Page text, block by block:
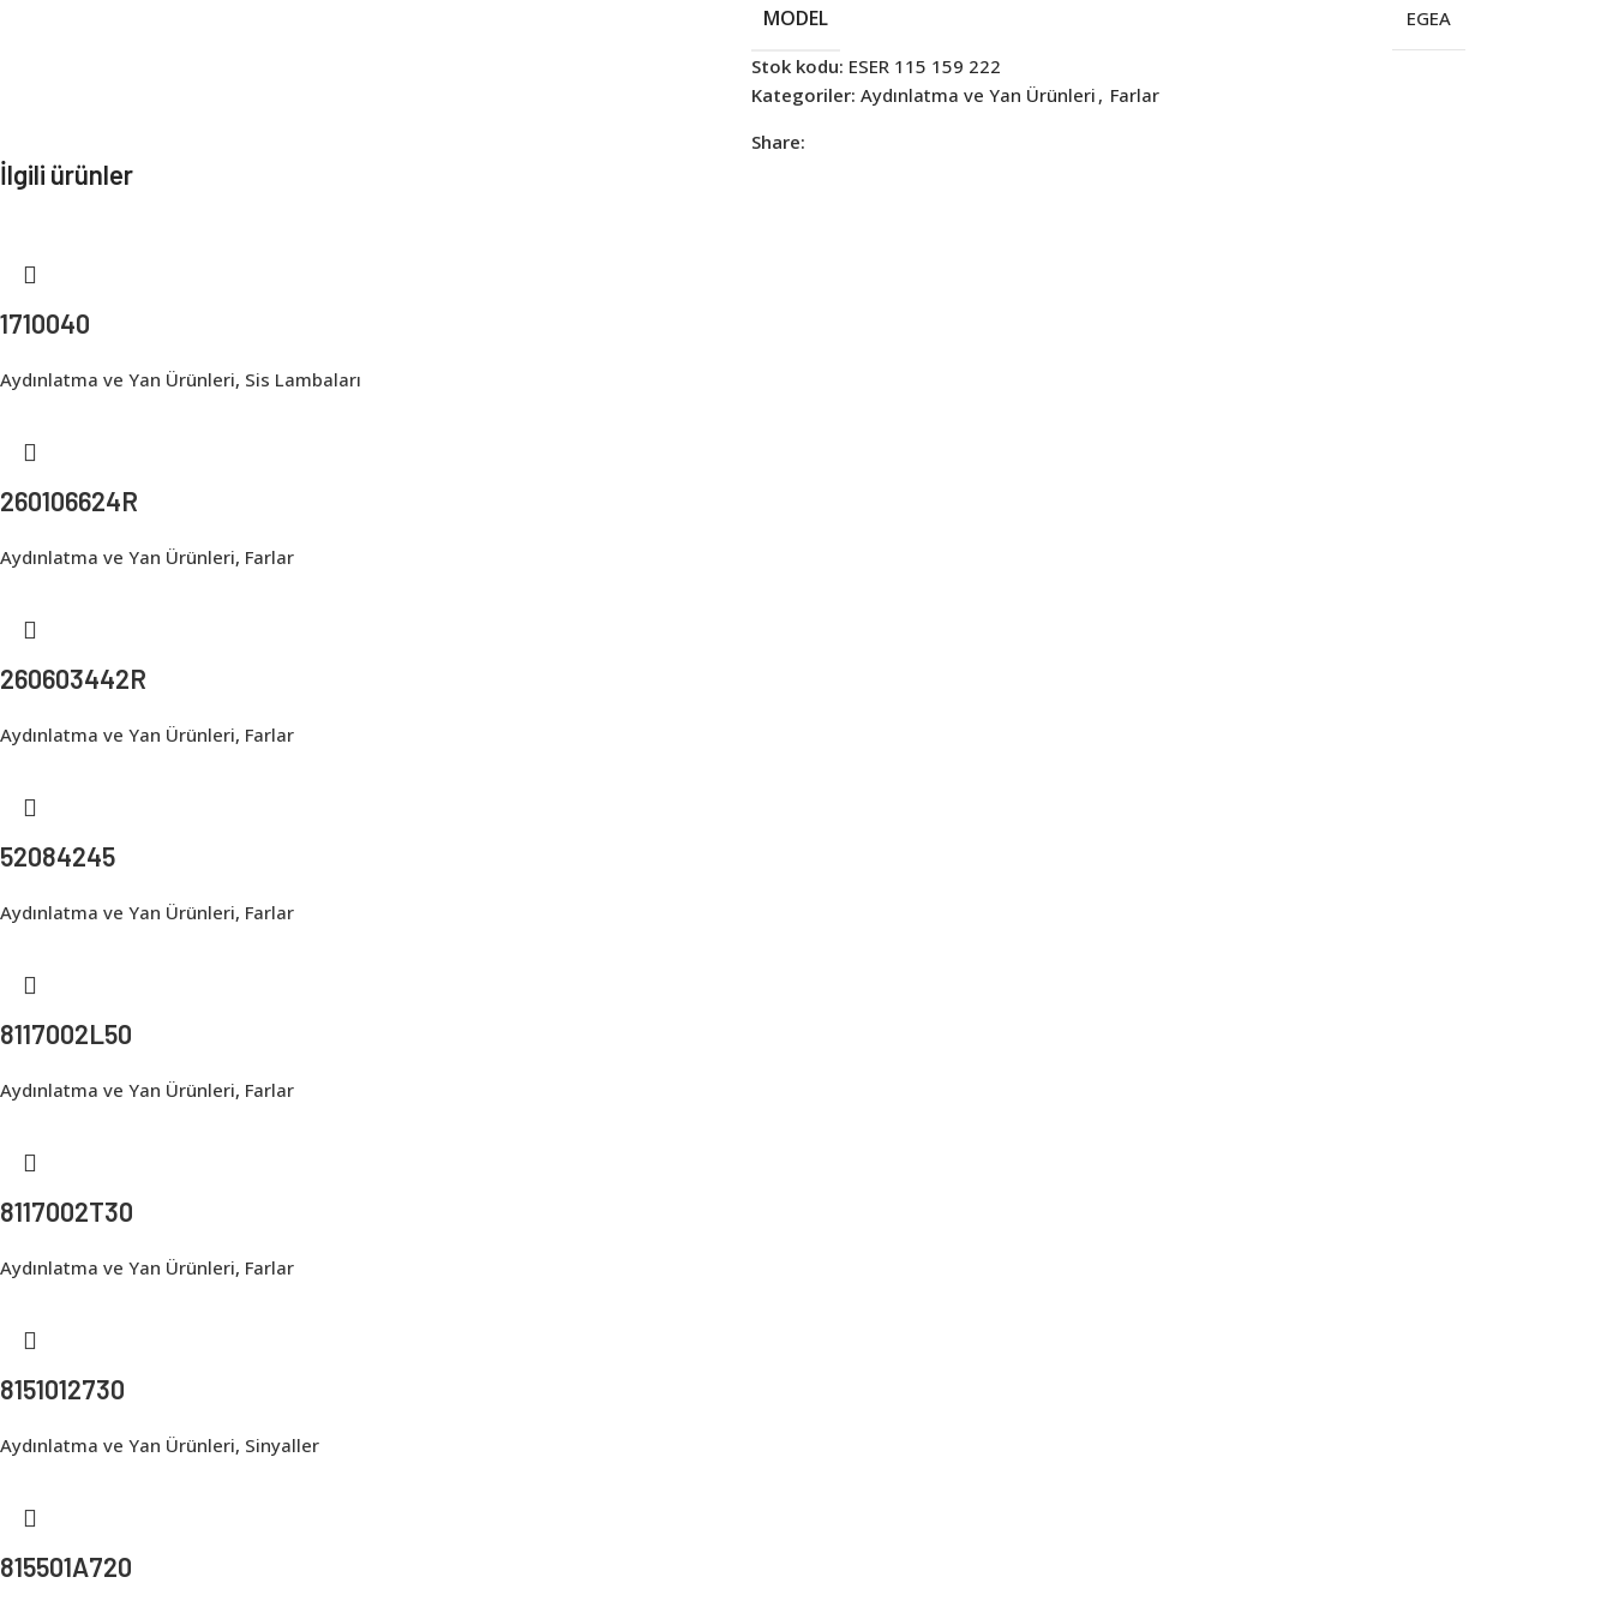
MODEL
EGEA
Stok kodu: ESER 115 159 222
Kategoriler: Aydınlatma ve Yan Ürünleri , Farlar
Share:
İlgili ürünler
1710040
Aydınlatma ve Yan Ürünleri, Sis Lambaları
260106624R
Aydınlatma ve Yan Ürünleri, Farlar
260603442R
Aydınlatma ve Yan Ürünleri, Farlar
52084245
Aydınlatma ve Yan Ürünleri, Farlar
8117002L50
Aydınlatma ve Yan Ürünleri, Farlar
8117002T30
Aydınlatma ve Yan Ürünleri, Farlar
8151012730
Aydınlatma ve Yan Ürünleri, Sinyaller
815501A720